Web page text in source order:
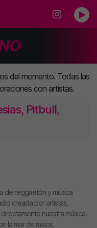
del momento. Todas las
con artistas.
Pitbull,
de reggaetón y música
creada por artistas,
nuestra música.
la mar de majos.